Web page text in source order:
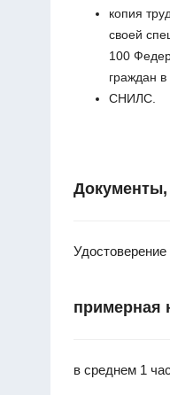
копия
своей
100
граждан
СНИЛС.
примерная
в среднем 1